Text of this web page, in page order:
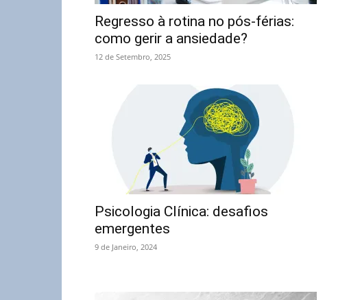
Regresso à rotina no pós-férias:
como gerir a ansiedade?
12 de Setembro, 2025
Psicologia Clínica: desafios
emergentes
9 de Janeiro, 2024